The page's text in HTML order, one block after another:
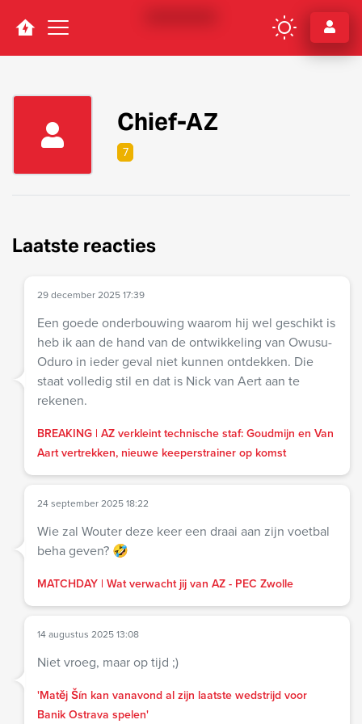
Navigation
Chief-AZ
7
Laatste reacties
29 december 2025 17:39
Een goede onderbouwing waarom hij wel geschikt is
heb ik aan de hand van de ontwikkeling van Owusu-
Oduro in ieder geval niet kunnen ontdekken. Die
staat volledig stil en dat is Nick van Aert aan te
rekenen.
BREAKING | AZ verkleint technische staf: Goudmijn en Van
Aart vertrekken, nieuwe keeperstrainer op komst
24 september 2025 18:22
Wie zal Wouter deze keer een draai aan zijn voetbal
beha geven? 🤣
MATCHDAY | Wat verwacht jij van AZ - PEC Zwolle
14 augustus 2025 13:08
Niet vroeg, maar op tijd ;)
'Matěj Šín kan vanavond al zijn laatste wedstrijd voor
Banik Ostrava spelen'